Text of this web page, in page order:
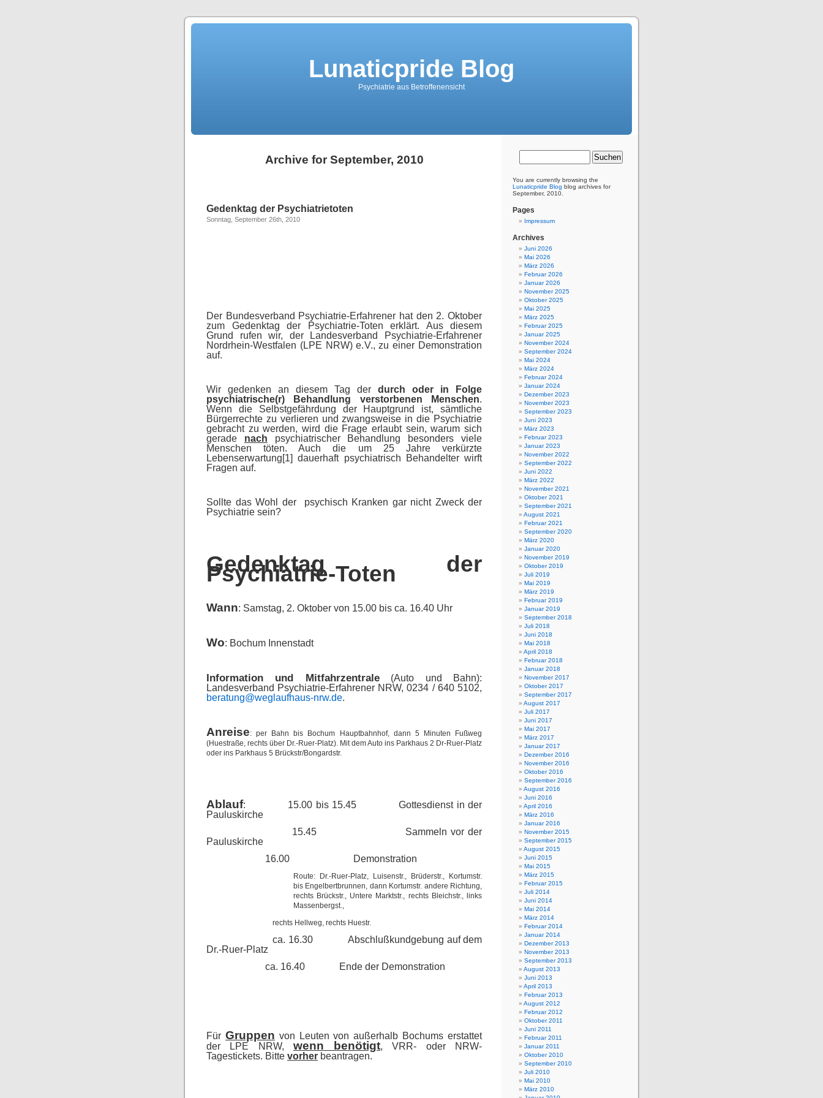
Lunaticpride Blog
Psychiatrie aus Betroffenensicht
Archive for September, 2010
Gedenktag der Psychiatrietoten
Sonntag, September 26th, 2010
Der Bundesverband Psychiatrie-Erfahrener hat den 2. Oktober
zum Gedenktag der Psychiatrie-Toten erklärt. Aus diesem
Grund rufen wir, der Landesverband Psychiatrie-Erfahrener
Nordrhein-Westfalen (LPE NRW) e.V., zu einer Demonstration
auf.
Wir gedenken an diesem Tag der durch oder in Folge
psychiatrische(r) Behandlung verstorbenen Menschen.
Wenn die Selbstgefährdung der Hauptgrund ist, sämtliche
Bürgerrechte zu verlieren und zwangsweise in die Psychiatrie
gebracht zu werden, wird die Frage erlaubt sein, warum sich
gerade nach psychiatrischer Behandlung besonders viele
Menschen töten. Auch die um 25 Jahre verkürzte
Lebenserwartung[1] dauerhaft psychiatrisch Behandelter wirft
Fragen auf.
Sollte das Wohl der
psychisch Kranken gar nicht Zweck der
Psychiatrie sein?
Gedenktag der
Psychiatrie-Toten
Wann: Samstag, 2. Oktober von 15.00 bis ca. 16.40 Uhr
Wo: Bochum Innenstadt
Information und Mitfahrzentrale(Auto und Bahn):
Landesverband Psychiatrie-Erfahrener NRW, 0234 / 640 5102,
beratung@weglaufhaus-nrw.de.
Anreise: per Bahn bis Bochum Hauptbahnhof, dann 5 Minuten Fußweg
(Huestraße, rechts über Dr.-Ruer-Platz). Mit dem Auto ins Parkhaus 2 Dr-Ruer-Platz
oder ins Parkhaus 5 Brückstr/Bongardstr.
Ablauf: 15.00 bis 15.45
Gottesdienst in der
Pauluskirche
15.45
Sammeln vor der
Pauluskirche
16.00
Demonstration
Route: Dr.-Ruer-Platz, Luisenstr., Brüderstr., Kortumstr.
bis Engelbertbrunnen, dann Kortumstr. andere Richtung,
rechts Brückstr., Untere Marktstr., rechts Bleichstr., links
Massenbergst.,
rechts Hellweg, rechts Huestr.
ca. 16.30
Abschlußkundgebung auf dem
Dr.-Ruer-Platz
ca. 16.40
Ende der Demonstration
Für Gruppen von Leuten von außerhalb Bochums erstattet
der LPE NRW, wenn benötigt, VRR- oder NRW-
Tagestickets. Bitte vorher beantragen.
You are currently browsing the
Lunaticpride Blog blog archives for
September, 2010.
Pages
Impressum
Archives
Juni 2026
Mai 2026
März 2026
Februar 2026
Januar 2026
November 2025
Oktober 2025
Mai 2025
März 2025
Februar 2025
Januar 2025
November 2024
September 2024
Mai 2024
März 2024
Februar 2024
Januar 2024
Dezember 2023
November 2023
September 2023
Juni 2023
März 2023
Februar 2023
Januar 2023
November 2022
September 2022
Juni 2022
März 2022
November 2021
Oktober 2021
September 2021
August 2021
Februar 2021
September 2020
März 2020
Januar 2020
November 2019
Oktober 2019
Juli 2019
Mai 2019
März 2019
Februar 2019
Januar 2019
September 2018
Juli 2018
Juni 2018
Mai 2018
April 2018
Februar 2018
Januar 2018
November 2017
Oktober 2017
September 2017
August 2017
Juli 2017
Juni 2017
Mai 2017
März 2017
Januar 2017
Dezember 2016
November 2016
Oktober 2016
September 2016
August 2016
Juni 2016
April 2016
März 2016
Januar 2016
November 2015
September 2015
August 2015
Juni 2015
Mai 2015
März 2015
Februar 2015
Juli 2014
Juni 2014
Mai 2014
März 2014
Februar 2014
Januar 2014
Dezember 2013
November 2013
September 2013
August 2013
Juni 2013
April 2013
Februar 2013
August 2012
Februar 2012
Oktober 2011
Juni 2011
Februar 2011
Januar 2011
Oktober 2010
September 2010
Juli 2010
Mai 2010
März 2010